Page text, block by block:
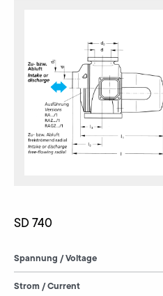
SD 740
Spannung / Voltage
Strom / Current